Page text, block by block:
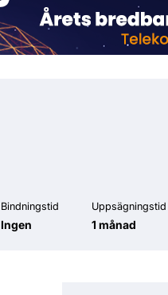
Bindningstid
Ingen
Uppsägningstid
1 månad